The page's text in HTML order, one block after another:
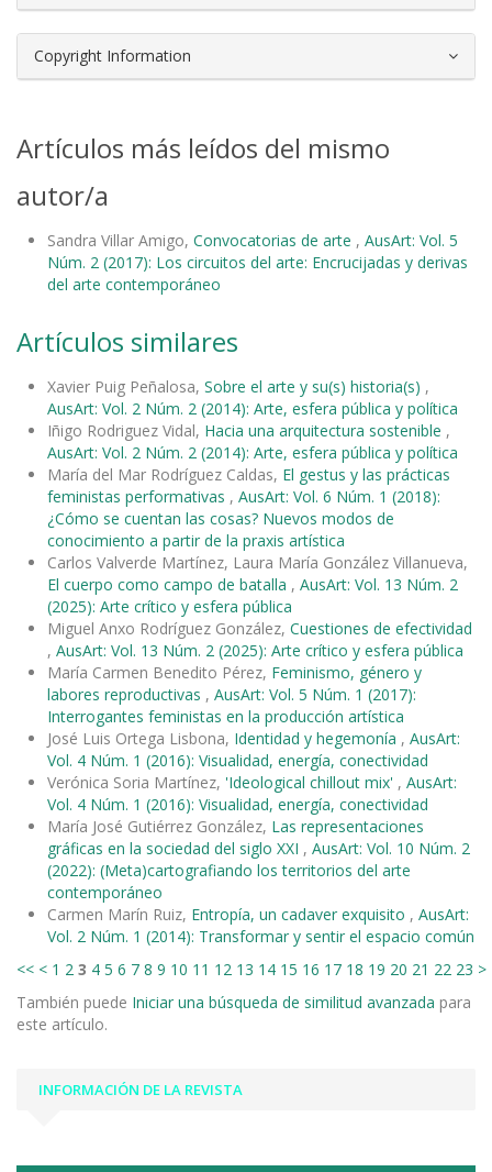
Copyright Information
Artículos más leídos del mismo
autor/a
Sandra Villar Amigo, Convocatorias de arte , AusArt: Vol. 5
Núm. 2 (2017): Los circuitos del arte: Encrucijadas y derivas
del arte contemporáneo
Artículos similares
Xavier Puig Peñalosa, Sobre el arte y su(s) historia(s) ,
AusArt: Vol. 2 Núm. 2 (2014): Arte, esfera pública y política
Iñigo Rodriguez Vidal, Hacia una arquitectura sostenible ,
AusArt: Vol. 2 Núm. 2 (2014): Arte, esfera pública y política
María del Mar Rodríguez Caldas, El gestus y las prácticas
feministas performativas , AusArt: Vol. 6 Núm. 1 (2018):
¿Cómo se cuentan las cosas? Nuevos modos de
conocimiento a partir de la praxis artística
Carlos Valverde Martínez, Laura María González Villanueva,
El cuerpo como campo de batalla , AusArt: Vol. 13 Núm. 2
(2025): Arte crítico y esfera pública
Miguel Anxo Rodríguez González, Cuestiones de efectividad
, AusArt: Vol. 13 Núm. 2 (2025): Arte crítico y esfera pública
María Carmen Benedito Pérez, Feminismo, género y
labores reproductivas , AusArt: Vol. 5 Núm. 1 (2017):
Interrogantes feministas en la producción artística
José Luis Ortega Lisbona, Identidad y hegemonía , AusArt:
Vol. 4 Núm. 1 (2016): Visualidad, energía, conectividad
Verónica Soria Martínez, 'Ideological chillout mix' , AusArt:
Vol. 4 Núm. 1 (2016): Visualidad, energía, conectividad
María José Gutiérrez González, Las representaciones
gráficas en la sociedad del siglo XXI , AusArt: Vol. 10 Núm. 2
(2022): (Meta)cartografiando los territorios del arte
contemporáneo
Carmen Marín Ruiz, Entropía, un cadaver exquisito , AusArt:
Vol. 2 Núm. 1 (2014): Transformar y sentir el espacio común
<< < 1 2 3 4 5 6 7 8 9 10 11 12 13 14 15 16 17 18 19 20 21 22 23 >
También puede Iniciar una búsqueda de similitud avanzada para
este artículo.
INFORMACIÓN DE LA REVISTA